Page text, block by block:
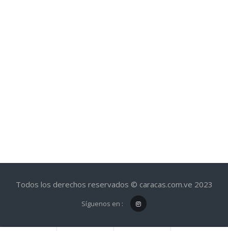
Todos los derechos reservados © caracas.com.ve 2023
Síguenos en :